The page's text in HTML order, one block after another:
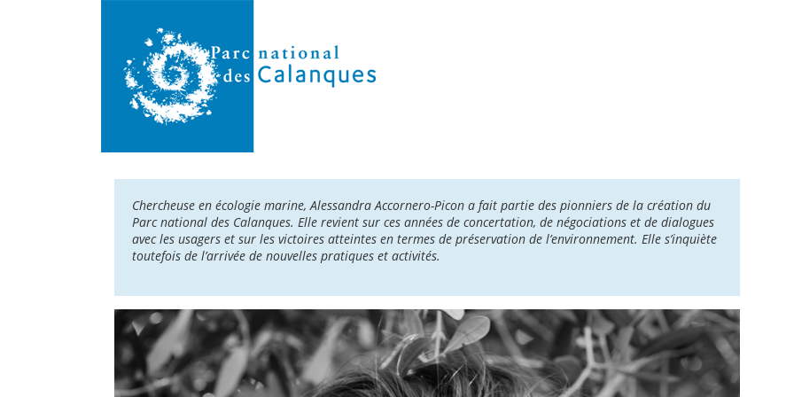
Chercheuse en écologie marine, Alessandra Accornero-Picon a fait partie des pionniers de la création du
Parc national des Calanques. Elle revient sur ces années de concertation, de négociations et de dialogues
avec les usagers et sur les victoires atteintes en termes de préservation de l’environnement. Elle s’inquiète
toutefois de l’arrivée de nouvelles pratiques et activités.